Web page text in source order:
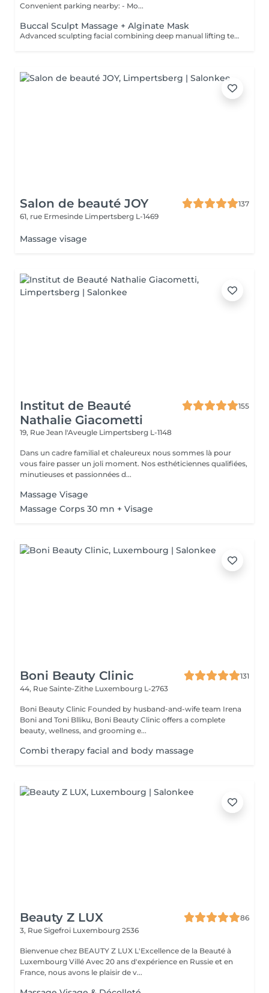
Convenient parking nearby: - Mo...
Buccal Sculpt Massage + Alginate Mask
Advanced sculpting facial combining deep manual lifting techniques with intraoral (buccal) massage to redefine facial contours, release muscle tension, and enhance natural lifting. Includes an alginate mask to calm the skin, restore hydration, and enhance the sculpting effect. Recommended course: 5-10 sessions, 1-2 times per week, followed by maintenance. BENEFITS: - Defined facial contours - Reduced puffiness - Improved circulation - Natural lifting effect - Muscle tension release INDICATIONS: - Loss of facial definition - Puffiness - Muscle tension - Dull skin - Early signs of aging CONTAINDICATIONS: - Active inflammation - Open wounds - Severe acne - Recent invasive procedures - Dental conditions (relative) AFTERCARE: - Stay hydrated - Avoid alcohol and salt on the same day - Maintain regular treatments Sculpt. Lift. Define.
Salon de beauté JOY
137
61, rue Ermesinde Limpertsberg L-1469
Massage visage
Institut de Beauté
Nathalie Giacometti
155
19, Rue Jean l'Aveugle Limpertsberg L-1148
Dans un cadre familial et chaleureux nous sommes là pour
vous faire passer un joli moment. Nos esthéticiennes qualifiées,
minutieuses et passionnées d...
Massage Visage
Massage Corps 30 mn + Visage
Boni Beauty Clinic
131
44, Rue Sainte-Zithe Luxembourg L-2763
Boni Beauty Clinic Founded by husband-and-wife team Irena
Boni and Toni Blliku, Boni Beauty Clinic offers a complete
beauty, wellness, and grooming e...
Combi therapy facial and body massage
Beauty Z LUX
86
3, Rue Sigefroi Luxembourg 2536
Bienvenue chez BEAUTY Z LUX L'Excellence de la Beauté à
Luxembourg Villé Avec 20 ans d'expérience en Russie et en
France, nous avons le plaisir de v...